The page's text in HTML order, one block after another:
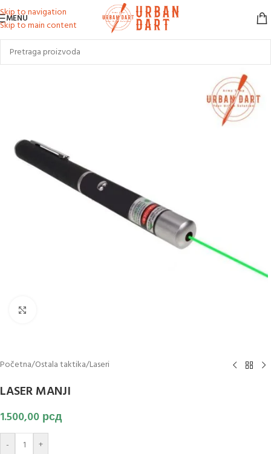
Skip to navigation
Skip to main content
MENU
Početna/Ostala taktika/Laseri
LASER MANJI
1.500,00 рсд
- +